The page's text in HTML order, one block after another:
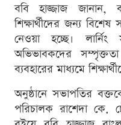
ববি হাজ্জাজ
শিক্ষার্থীদের জন্য
নেওয়া হচ্ছে। লার্নিং
অভিভাবকদের সম্পৃক্ততা
ব্যবহারের মাধ্যমে
অনুষ্ঠানে সভাপতির
পরিচালক রাশেদা কে.